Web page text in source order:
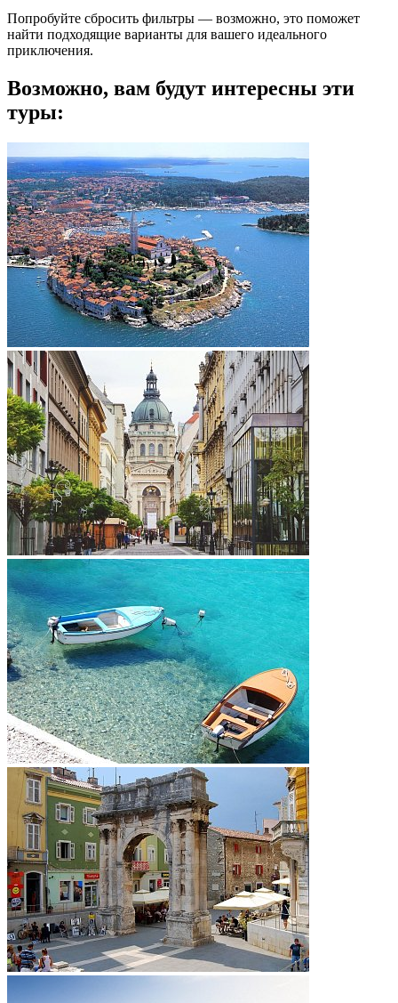
Попробуйте сбросить фильтры — возможно, это поможет
найти подходящие варианты для вашего идеального
приключения.
Возможно, вам будут интересны эти
туры: